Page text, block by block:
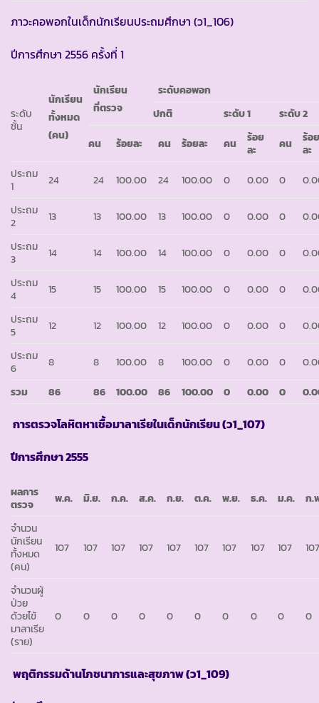
ภาวะคอพอกในเด็กนักเรียนประถมศึกษา (ว1_106)
ปีการศึกษา 2556 ครั้งที่ 1
ระดับ
ชั้น
นักเรียน
ทั้งหมด
(คน)
นักเรียน
ที่ตรวจ
ระดับคอพอก
ปกติ
ระดับ1 ระดับ2
คน
ร้อยละ คน ร้อยละ คน
ร้อย
ละ
คน
ร้อ
ละ
ประถม
1
24 24 100.00 24 100.00 0 0.00 0
ประถม
2
13 13 100.00 13 100.00 0 0.00 0
ประถม
3
14 14 100.00 14 100.00 0 0.00 0
ประถม
4
15 15 100.00 15 100.00 0 0.00 0
ประถม
5
12 12 100.00 12 100.00 0 0.00 0
ประถม
6
8 8 100.00 8 100.00 0 0.00 0
รวม
86 86 100.00 86 100.00 0 0.00 0
การตรวจโลหิตหาเชื้อมาลาเรียในเด็กนักเรียน (ว1_107)
ปีการศึกษา2555
ผลการ
ตรวจ
พ.ค. มิ.ย. ก.ค. ส.ค. ก.ย. ต.ค. พ.ย. ธ.ค. ม.ค.
ก.
จำนวน
นักเรียน
ทั้งหมด
(คน)
107 107 107 107 107 107 107 107 107
จำนวนผู้
ป่วย
ด้วยไข้
มาลาเรีย
(ราย)
0 0 0 0 0 0 0 0 0 0
พฤติกรรมด้านโภชนาการและสุขภาพ (ว1_109)